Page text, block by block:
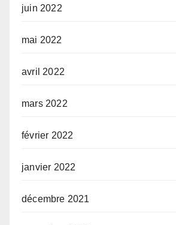
juin 2022
mai 2022
avril 2022
mars 2022
février 2022
janvier 2022
décembre 2021